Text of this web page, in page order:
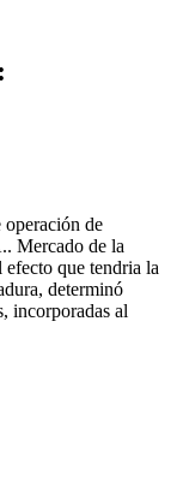
de
Mercado de la
que tendria la
determinó
incorporadas al